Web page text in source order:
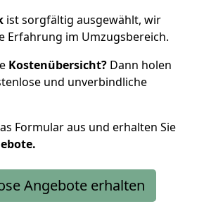
ist sorgfältig ausgewählt, wir
Erfahrung im Umzugsbereich.
Kostenübersicht? Dann holen
und unverbindliche
Formular aus und erhalten Sie
Angebote erhalten